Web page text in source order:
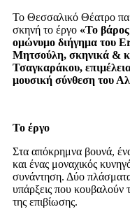
Το Θεσσαλικό Θέατρο
σκηνή το έργο «Το
ομώνυμο διήγημα του
Μητσούλη, σκηνικά &
Τσαγκαράκου,
μουσική σύνθεση του
Το έργο
Στα απόκρημνα βουνά,
και ένας μοναχικός
συνάντηση. Δύο
υπάρξεις που κουβαλούν
της επιβίωσης.